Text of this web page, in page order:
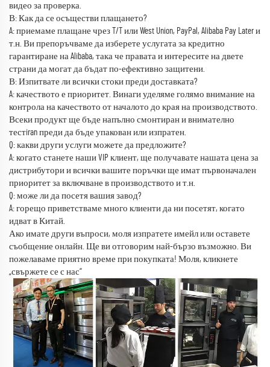
видео за проверка.
В: Как да се осъществи плащането?
A: приемаме плащане чрез T/T или West Union, PayPal, Alibaba Pay Later и
т.н. Ви препоръчваме да изберете услугата за кредитно
гарантиране на Alibaba, така че правата и интересите на двете
страни да могат да бъдат по-ефективно защитени.
В: Изпитвате ли всички стоки преди доставката?
A: качеството е приоритет. Винаги уделяме голямо внимание на
контрола на качеството от началото до края на производството.
Всеки продукт ще бъде напълно смонтиран и внимателно
тестiran преди да бъде упакован или изпратен.
Q: какви други услуги можете да предложите?
A: когато станете наши VIP клиент, ще получавате нашата цена за
дистрибутори и всички вашите поръчки ще имат първоначален
приоритет за включване в производството и т.н.
Q: може ли да посетя вашия завод?
A: горещо приветстваме много клиенти да ни посетят, когато
идват в Китай.
Ако имате други въпроси, моля изпратете имейл или оставете
съобщение онлайн. Ще ви отговорим най-бързо възможно. Ви
пожелаваме приятно време при покупката! Моля, кликнете
„свържете се с нас“